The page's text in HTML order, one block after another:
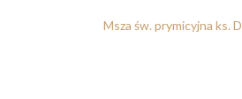
Msza św. prymicyjna ks.